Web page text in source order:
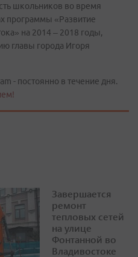
школьников во время
программы «Развитие
на 2014 – 2018 годы,
главы города Игоря
- постоянно в течение дня.
Завершается
ремонт
тепловых сетей
на улице
Фонтанной во
Владивостоке